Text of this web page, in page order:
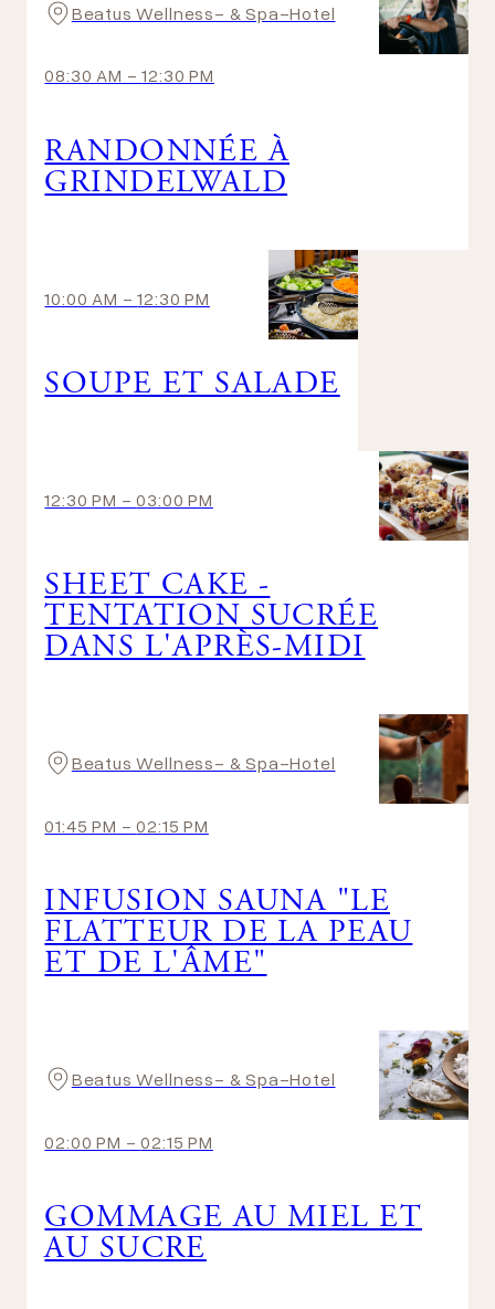
Beatus Wellness- & Spa-Hotel
08:30 AM -12:30 PM
RANDONNÉE À
GRINDELWALD
10:00 AM -12:30 PM
SOUPE ET SALADE
12:30 PM -03:00 PM
SHEET CAKE -
TENTATION SUCRÉE
DANS L'APRÈS-MIDI
Beatus Wellness- & Spa-Hotel
01:45 PM -02:15 PM
INFUSION SAUNA "LE
FLATTEUR DE LA PEAU
ET DE L'ÂME"
Beatus Wellness- & Spa-Hotel
02:00 PM -02:15 PM
GOMMAGE AU MIEL ET
AU SUCRE